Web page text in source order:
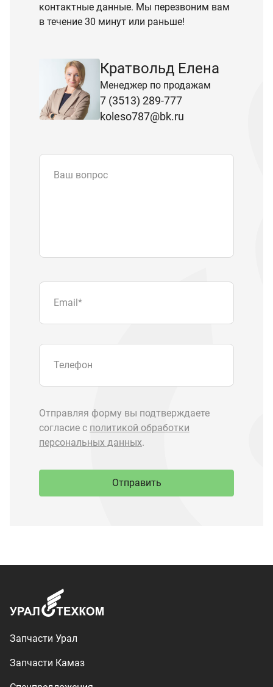
контактные данные. Мы перезвоним вам
в течение 30 минут или раньше!
Кратвольд Елена
Менеджер по продажам
7 (3513) 289-777
koleso787@bk.ru
Ваш вопрос
Запчасти Урал
Запчасти Камаз
Спецпредложения
Доставка и оплата
utkm@mail.ru
ул. Нижнезаречная, 71